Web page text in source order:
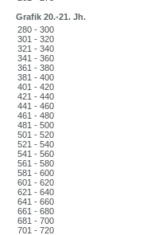
Grafik 20.-21. Jh.
280 - 300
301 - 320
321 - 340
341 - 360
361 - 380
381 - 400
401 - 420
421 - 440
441 - 460
461 - 480
481 - 500
501 - 520
521 - 540
541 - 560
561 - 580
581 - 600
601 - 620
621 - 640
641 - 660
661 - 680
681 - 700
701 - 720